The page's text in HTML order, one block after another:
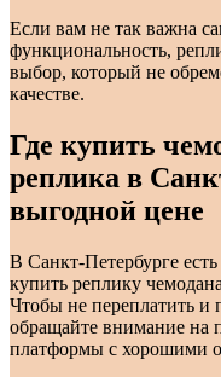
Если вам не так важна
функциональность,
выбор, который не
качестве.
Где купить
реплика в
выгодной цене
В Санкт-Петербурге
купить реплику
Чтобы не переплатить и
обращайте внимание на
платформы с хорошими